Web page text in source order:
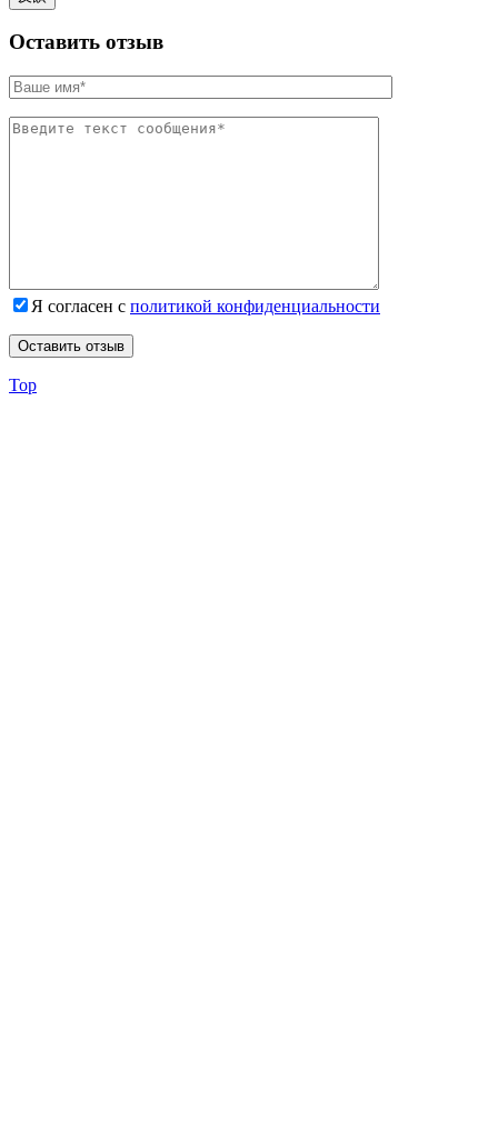
Оставить отзыв
Я согласен с политикой конфиденциальности
Top